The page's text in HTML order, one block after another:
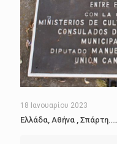
18 Ιανουαρίου 2023
Ελλάδα, Αθήνα ,